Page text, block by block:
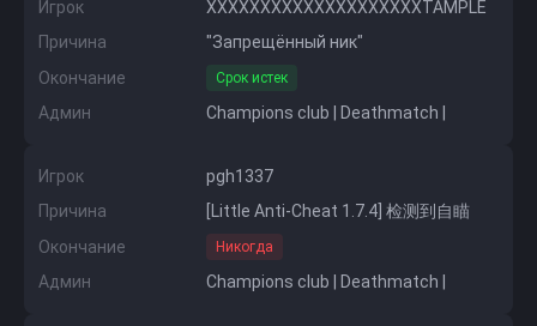
Игрок
XXXXXXXXXXXXXXXXXXXXTAMPLE
Причина
"Запрещённый ник"
Окончание
Срок истек
Админ Champions club | Deathmatch |
Игрок
pgh1337
Причина
[Little Anti-Cheat 1.7.4] 检测到自瞄
Окончание
Никогда
Админ Champions club | Deathmatch |